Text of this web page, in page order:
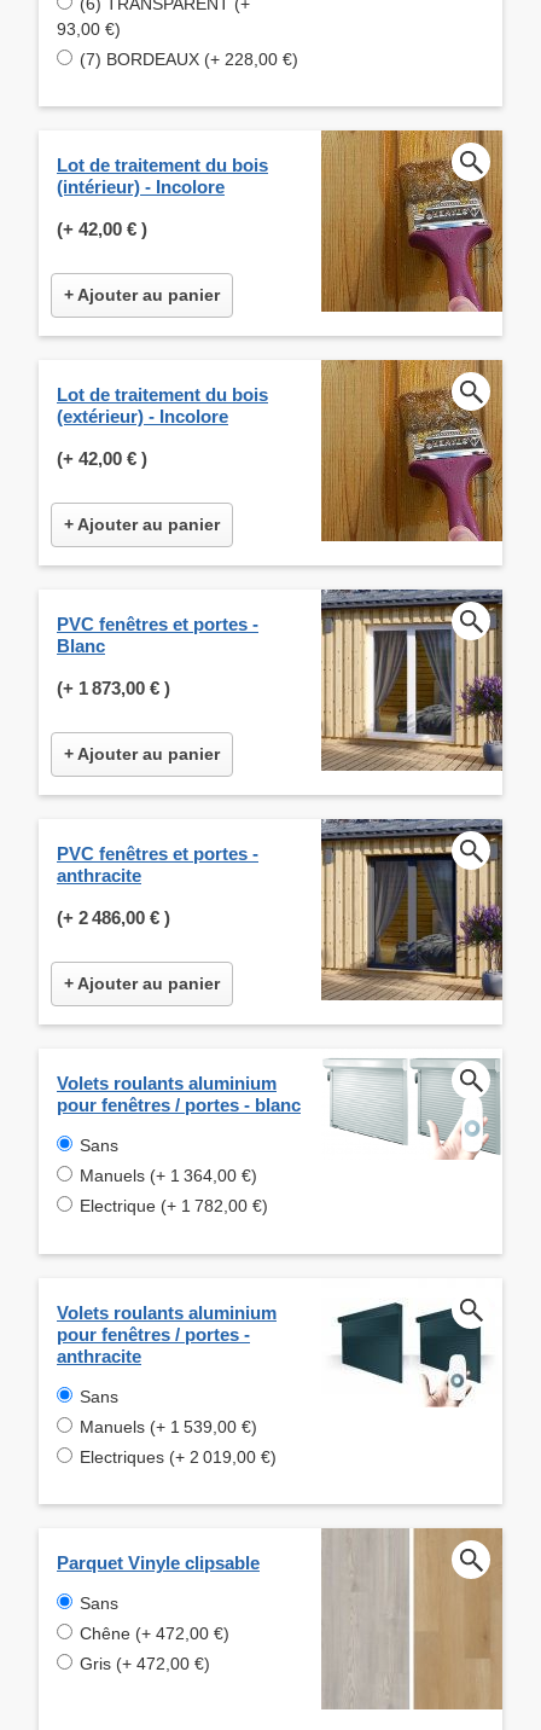
93,00 €)
(7) BORDEAUX (+ 228,00 €)
Lot de traitement du bois
(intérieur) - Incolore
(+ 42,00 € )
+ Ajouter au panier
Lot de traitement du bois
(extérieur) - Incolore
(+ 42,00 € )
+ Ajouter au panier
PVC fenêtres et portes -
Blanc
(+ 1 873,00 € )
+ Ajouter au panier
PVC fenêtres et portes -
anthracite
(+ 2 486,00 € )
+ Ajouter au panier
Volets roulants aluminium
pour fenêtres / portes - blanc
Sans
Manuels (+ 1 364,00 €)
Electrique (+ 1 782,00 €)
Volets roulants aluminium
pour fenêtres / portes -
anthracite
Sans
Manuels (+ 1 539,00 €)
Electriques (+ 2 019,00 €)
Parquet Vinyle clipsable
Sans
Chêne (+ 472,00 €)
Gris (+ 472,00 €)